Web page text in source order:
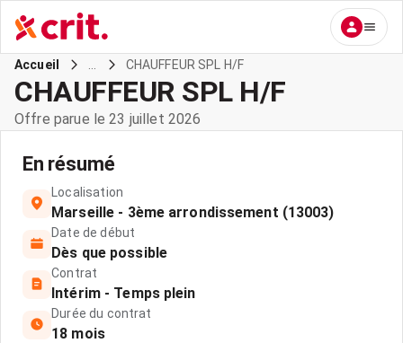
Accueil CHAUFFEUR SPL H/F
CHAUFFEUR SPL H/F
Offre parue le 23 juillet 2026
En résumé
Localisation
Marseille - 3ème arrondissement (13003)
Date de début
Dès que possible
Contrat
Intérim - Temps plein
Durée du contrat
18 mois